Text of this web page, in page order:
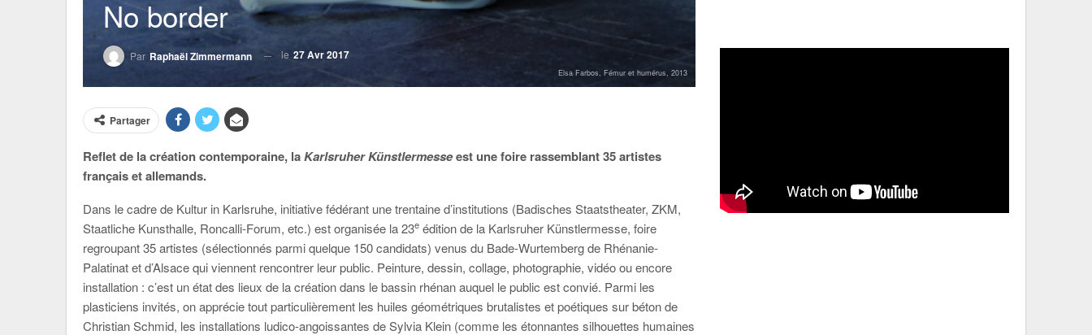
No border
Par Raphaël Zimmermann le 27 Avr 2017
Elsa Farbos, Fémur et humérus, 2013
Partager
Reflet de la création contemporaine, laKarlsruher Künstlermesseest une foire rassemblant 35 artistes
français et allemands.
Dans le cadre de Kultur in Karlsruhe, initiative fédérant une trentaine d’institutions (Badisches Staatstheater, ZKM,
Staatliche Kunsthalle, Roncalli-Forum, etc.) est organisée la 23e édition de la Karlsruher Künstlermesse, foire
regroupant 35 artistes (sélectionnés parmi quelque 150 candidats) venus du Bade-Wurtemberg de Rhénanie-
Palatinat et d’Alsace qui viennent rencontrer leur public. Peinture, dessin, collage, photographie, vidéo ou encore
installation : c’est un état des lieux de la création dans le bassin rhénan auquel le public est convié. Parmi les
plasticiens invités, on apprécie tout particulièrement les huiles géométriques brutalistes et poétiques sur béton de
Christian Schmid, les installations ludico-angoissantes de Sylvia Klein (comme les étonnantes silhouettes humaines